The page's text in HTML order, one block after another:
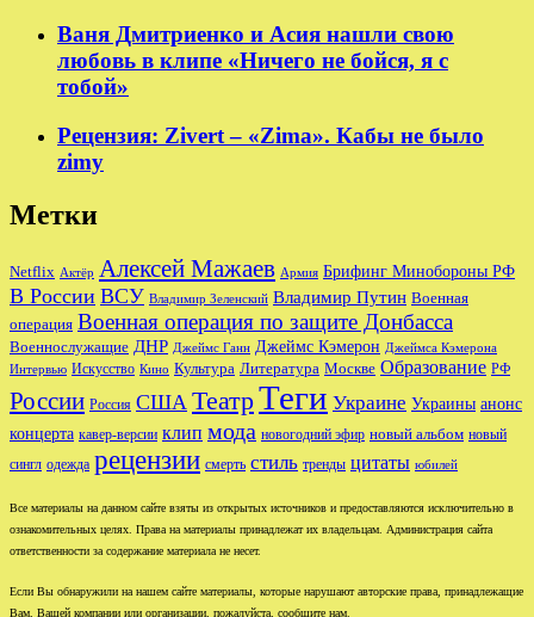
Ваня Дмитриенко и Асия нашли свою
любовь в клипе «Ничего не бойся, я с
тобой»
Рецензия: Zivert – «Zima». Кабы не было
zimy
Метки
Netflix Актёр Алексей Мажаев Армия Брифинг Минобороны РФ
В России ВСУ Владимир Зеленский Владимир Путин Военная
операция Военная операция по защите Донбасса
Военнослужащие ДНР Джеймс Ганн Джеймс Кэмерон Джеймса Кэмерона
Интервью Искусство Кино Культура Литература Москве Образование РФ
России Россия США ТеатрТеги Украине Украины анонс
концерта кавер-версии клип мода новогодний эфир новый альбом новый
сингл одежда рецензии смерть стиль тренды цитаты юбилей
Все материалы на данном сайте взяты из открытых источников и предоставляются исключительно в
ознакомительных целях. Права на материалы принадлежат их владельцам. Администрация сайта
ответственности за содержание материала не несет.
Если Вы обнаружили на нашем сайте материалы, которые нарушают авторские права, принадлежащие
Вам, Вашей компании или организации, пожалуйста, сообщите нам.